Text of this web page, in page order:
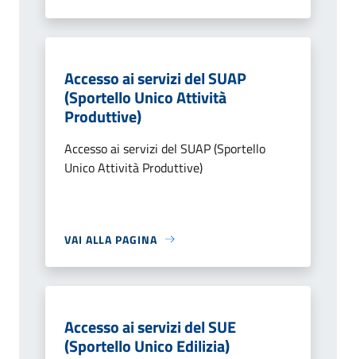
Accesso ai servizi del SUAP
(Sportello Unico Attività
Produttive)
Accesso ai servizi del SUAP (Sportello
Unico Attività Produttive)
VAI ALLA PAGINA
Accesso ai servizi del SUE
(Sportello Unico Edilizia)